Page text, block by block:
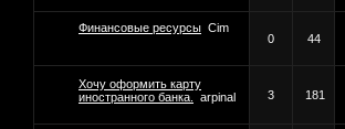
Финансовые ресурсы Cim
0
44
Хочу оформить карту
иностранного банка.
arpinal 3 181